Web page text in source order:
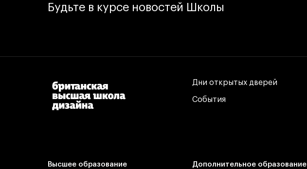
Будьте в курсе новостей Школы
Дни открытых дверей
Дни открытых дверей
События
События
Высшее образование Дополнительное образование